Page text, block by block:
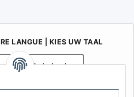
LANGUE | KIES UW TAAL
Nederlands